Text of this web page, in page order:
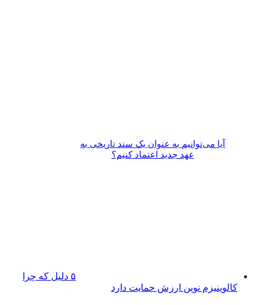
آیا می‌­توانیم به عنوان یک سند تاریخی به
عهد جدید اعتماد کنیم؟
۵ دلیل که چرا
کالوینیزم نوین ارزش حمایت دارد